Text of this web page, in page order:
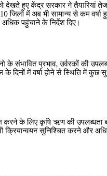
हुए केंद्र सरकार ने तैयारियां
में अब भी सामान्य से कम
पहुंचाने के निर्देश दिए।
प्रभाव, उर्वरकों की
दिनों में वर्षा होने से स्थिति में
करने के लिए कृषि ऋण की
सुनिश्चित करने और